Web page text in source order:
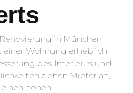
in München
einer Wohnung erheblich
des Interieurs und
ziehen Mieter an,
hohen